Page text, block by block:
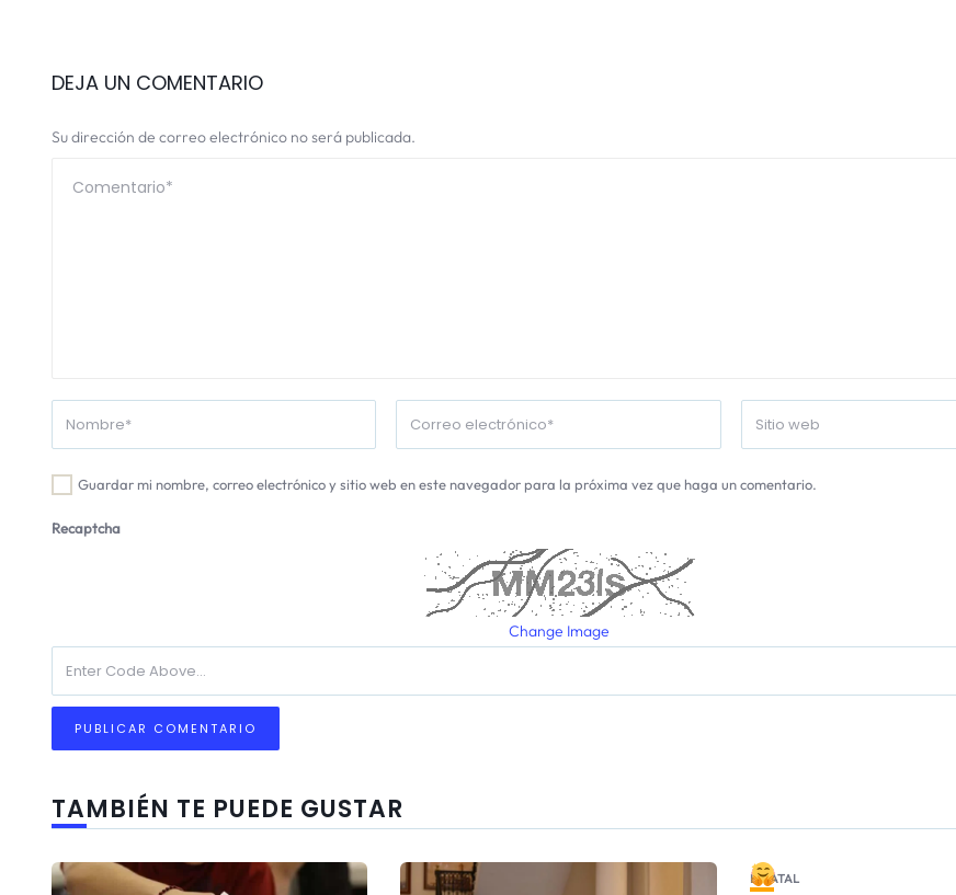
DEJA UN COMENTARIO
Su dirección de correo electrónico no será publicada.
Guardar mi nombre, correo electrónico y sitio web en este navegador para la próxima vez que haga un comentario.
Recaptcha
Change Image
TAMBIÉN TE PUEDE GUSTAR
ESTATAL